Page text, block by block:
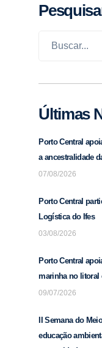
Últimas
Porto Central
a ancestralidade
07/08/2026
Porto Central
Logística do Ifes
03/08/2026
Porto Central
marinha no litoral
09/07/2026
II Semana do
educação